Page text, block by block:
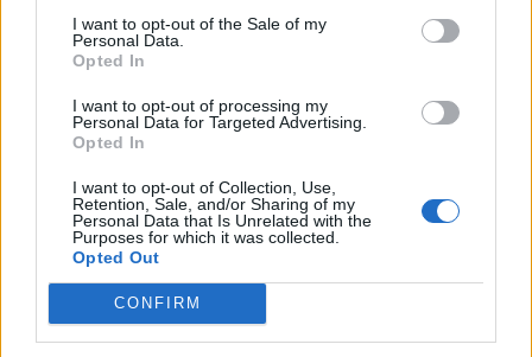
I want to opt-out of the Sale of my
Personal Data.
Opted In
I want to opt-out of processing my
Personal Data for Targeted Advertising.
Opted In
I want to opt-out of Collection, Use,
Retention, Sale, and/or Sharing of my
Personal Data that Is Unrelated with the
Purposes for which it was collected.
Opted Out
CONFIRM
e Christine Pacifico,
responsabile
canadese…
Tutto è pronto. Ora si
deve solo partire. Al
via, per gli operatori
strutture ricettive, ai
ristoranti , ai
operatori della
provincia sono stati
invitati, con una lettera
personale, per il 12
marzo, alle ore 17.00
presso l'auditorium del
Marengo Museum a
11 Marzo 2013
CONDIVIDERE: